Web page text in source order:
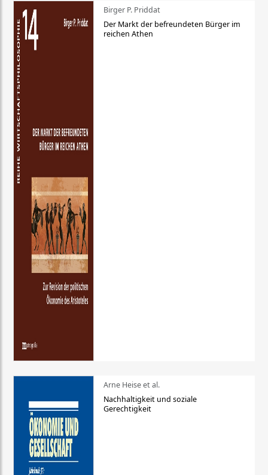
Birger P. Priddat
Der Markt der befreundeten Bürger im
reichen Athen
Arne Heise et al.
Nachhaltigkeit und soziale
Gerechtigkeit